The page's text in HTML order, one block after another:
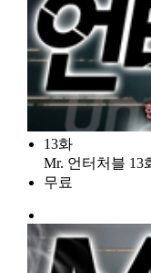
13화
Mr. 언터처블 13
무료